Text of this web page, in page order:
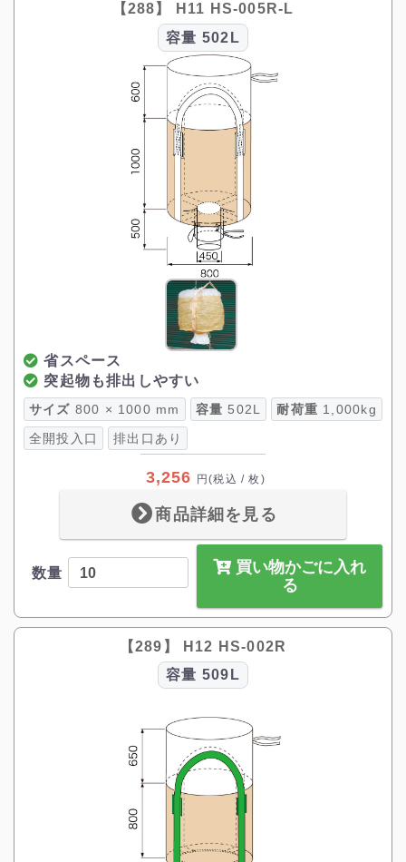
【288】 H11 HS-005R-L
容量 502L
省スペース
突起物も排出しやすい
サイズ 800 × 1000 mm 容量 502L 耐荷重 1,000kg
全開投入口 排出口あり
3,256 円(税込 / 枚)
商品詳細を見る
数量
買い物かごに入れ
る
【289】 H12 HS-002R
容量 509L